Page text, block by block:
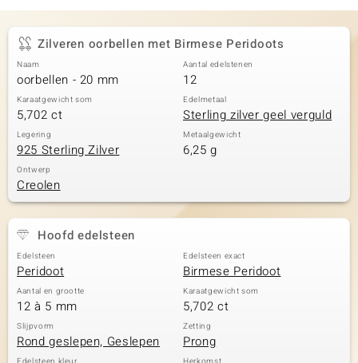
Zilveren oorbellen met Birmese Peridoots
Naam
oorbellen - 20 mm
Aantal edelstenen
12
Karaatgewicht som
5,702 ct
Edelmetaal
Sterling zilver geel verguld
Legering
925 Sterling Zilver
Metaalgewicht
6,25 g
Ontwerp
Creolen
Hoofd edelsteen
Edelsteen
Peridoot
Edelsteen exact
Birmese Peridoot
Aantal en grootte
12 à 5 mm
Karaatgewicht som
5,702 ct
Slijpvorm
Rond geslepen, Geslepen
Zetting
Prong